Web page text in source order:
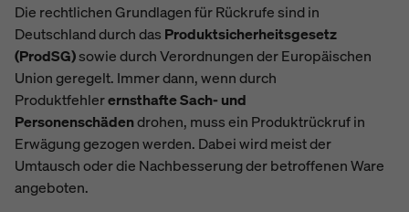
Die rechtlichen Grundlagen für Rückrufe sind in
Deutschland durch das Produktsicherheitsgesetz
(ProdSG)sowie durch Verordnungen der Europäischen
Union geregelt. Immer dann, wenn durch
Produktfehlerernsthafte Sach- und
Personenschädendrohen, muss ein Produktrückruf in
Erwägung gezogen werden. Dabei wird meist der
Umtausch oder die Nachbesserung der betroffenen Ware
angeboten.